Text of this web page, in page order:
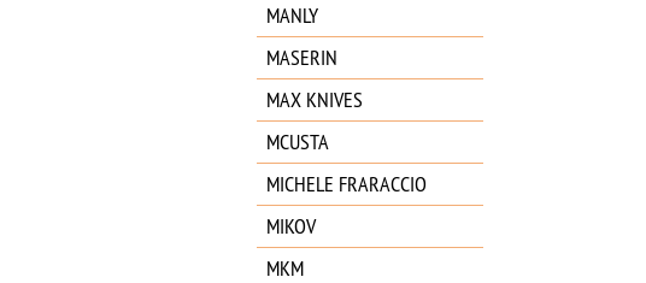
MANLY
MASERIN
MAX KNIVES
MCUSTA
MICHELE FRARACCIO
MIKOV
MKM